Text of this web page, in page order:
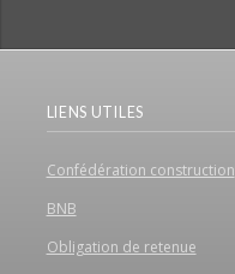
LIENS UTILES
Confédération construction
BNB
Obligation de retenue